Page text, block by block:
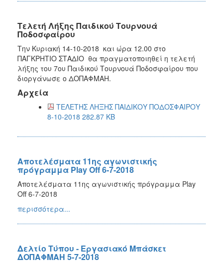
Τελετή Λήξης Παιδικού Τουρνουά
Ποδοσφαίρου
Την Κυριακή 14-10-2018 και ώρα 12.00 στο
ΠΑΓΚΡΗΤΙΟ ΣΤΑΔΙΟ θα πραγματοποιηθεί η τελετή
λήξης του 7oυ Παιδικού Τουρνουά Ποδοσφαίρου που
διοργάνωσε ο ΔΟΠΑΦΜΑΗ.
Αρχεία
ΤΕΛΕΤΗΣ ΛΗΞΗΣ ΠΑΙΔΙΚΟΥ ΠΟΔΟΣΦΑΙΡΟΥ
8-10-2018 282.87 KB
Αποτελέσματα 11ης αγωνιστικής
πρόγραμμα Play Off 6-7-2018
Αποτελέσματα 11ης αγωνιστικής πρόγραμμα Play
Off 6-7-2018
περισσότερα...
Δελτίο Τύπου - Εργασιακό Μπάσκετ
ΔΟΠΑΦΜΑΗ 5-7-2018